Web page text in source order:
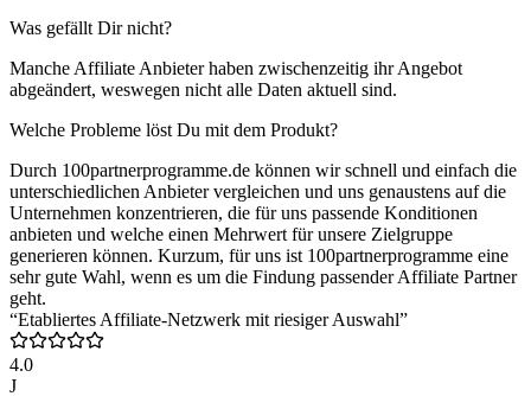
Was gefällt Dir nicht?
Manche Affiliate Anbieter haben zwischenzeitig ihr Angebot
abgeändert, weswegen nicht alle Daten aktuell sind.
Welche Probleme löst Du mit dem Produkt?
Durch 100partnerprogramme.de können wir schnell und einfach die
unterschiedlichen Anbieter vergleichen und uns genaustens auf die
Unternehmen konzentrieren, die für uns passende Konditionen
anbieten und welche einen Mehrwert für unsere Zielgruppe
generieren können. Kurzum, für uns ist 100partnerprogramme eine
sehr gute Wahl, wenn es um die Findung passender Affiliate Partner
geht.
“Etabliertes Affiliate-Netzwerk mit riesiger Auswahl”
4.0
J